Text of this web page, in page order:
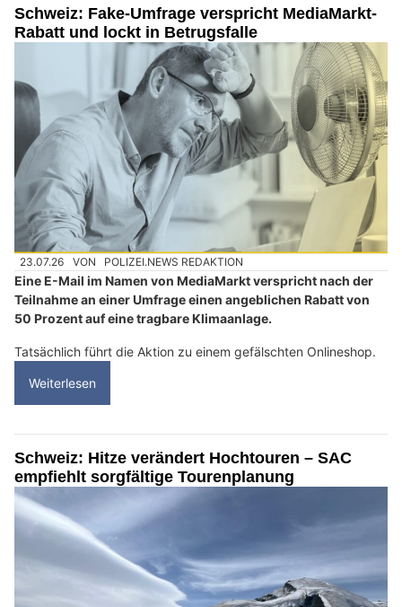
Schweiz: Fake-Umfrage verspricht MediaMarkt-
Rabatt und lockt in Betrugsfalle
23.07.26 VON POLIZEI.NEWS REDAKTION
Eine E-Mail im Namen von MediaMarkt verspricht nach der
Teilnahme an einer Umfrage einen angeblichen Rabatt von
50 Prozent auf eine tragbare Klimaanlage.
Tatsächlich führt die Aktion zu einem gefälschten Onlineshop.
Weiterlesen
Schweiz: Hitze verändert Hochtouren – SAC
empfiehlt sorgfältige Tourenplanung